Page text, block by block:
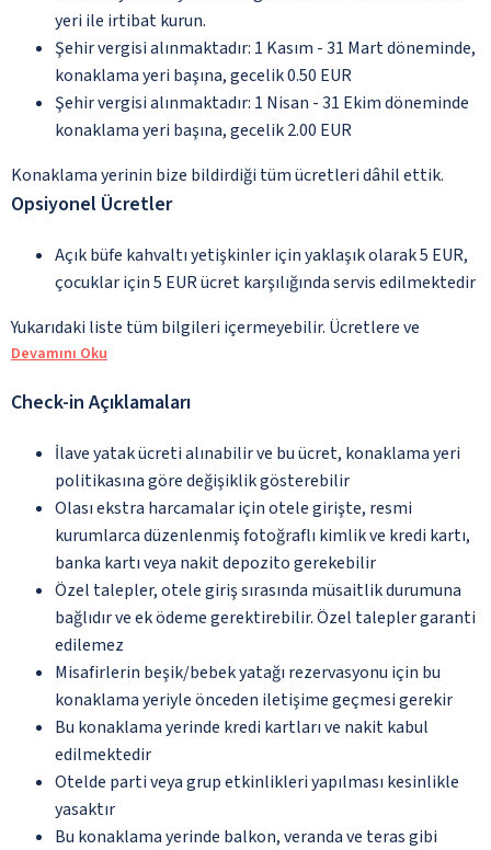
yeri ile irtibat kurun.
Şehir vergisi alınmaktadır: 1 Kasım - 31 Mart döneminde,
konaklama yeri başına, gecelik 0.50 EUR
Şehir vergisi alınmaktadır: 1 Nisan - 31 Ekim döneminde
konaklama yeri başına, gecelik 2.00 EUR
Konaklama yerinin bize bildirdiği tüm ücretleri dâhil ettik.
Opsiyonel Ücretler
Açık büfe kahvaltı yetişkinler için yaklaşık olarak 5 EUR,
çocuklar için 5 EUR ücret karşılığında servis edilmektedir
Yukarıdaki liste tüm bilgileri içermeyebilir. Ücretlere ve
Devamını Oku
Check-in Açıklamaları
İlave yatak ücreti alınabilir ve bu ücret, konaklama yeri
politikasına göre değişiklik gösterebilir
Olası ekstra harcamalar için otele girişte, resmi
kurumlarca düzenlenmiş fotoğraflı kimlik ve kredi kartı,
banka kartı veya nakit depozito gerekebilir
Özel talepler, otele giriş sırasında müsaitlik durumuna
bağlıdır ve ek ödeme gerektirebilir. Özel talepler garanti
edilemez
Misafirlerin beşik/bebek yatağı rezervasyonu için bu
konaklama yeriyle önceden iletişime geçmesi gerekir
Bu konaklama yerinde kredi kartları ve nakit kabul
edilmektedir
Otelde parti veya grup etkinlikleri yapılması kesinlikle
yasaktır
Bu konaklama yerinde balkon, veranda ve teras gibi